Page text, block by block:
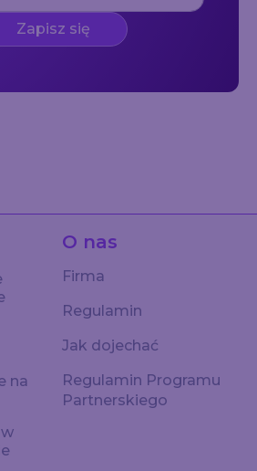
Zapisz się
na
O nas
Firma
Regulamin
Jak dojechać
Regulamin Programu
Partnerskiego